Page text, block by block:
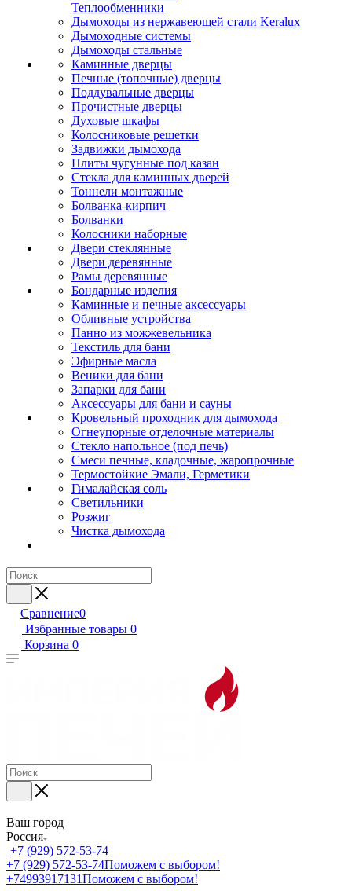
Теплообменники
Дымоходы из нержавеющей стали Keralux
Дымоходные системы
Дымоходы стальные
Каминные дверцы
Печные (топочные) дверцы
Поддувальные дверцы
Прочистные дверцы
Духовые шкафы
Колосниковые решетки
Задвижки дымохода
Плиты чугунные под казан
Стекла для каминных дверей
Тоннели монтажные
Болванка-кирпич
Болванки
Колосники наборные
Двери стеклянные
Двери деревянные
Рамы деревянные
Бондарные изделия
Каминные и печные аксессуары
Обливные устройства
Панно из можжевельника
Текстиль для бани
Эфирные масла
Веники для бани
Запарки для бани
Аксессуары для бани и сауны
Кровельный проходник для дымохода
Огнеупорные отделочные материалы
Стекло напольное (под печь)
Смеси печные, кладочные, жаропрочные
Термостойкие Эмали, Герметики
Гималайская соль
Светильники
Розжиг
Чистка дымохода
Сравнение0
Избранные товары 0
Корзина 0
Ваш город
Россия
+7 (929) 572-53-74
+7 (929) 572-53-74Поможем с выбором!
+74993917131Поможем с выбором!